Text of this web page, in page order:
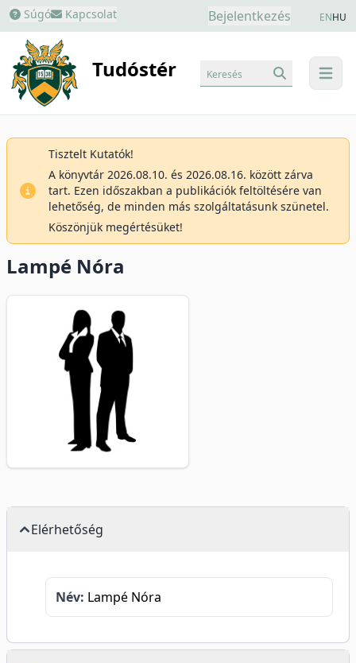
Súgó Kapcsolat Bejelentkezés ENHU
Tudóstér menu
Keresés
Tisztelt Kutatók!
A könyvtár 2026.08.10. és 2026.08.16. között zárva
tart. Ezen időszakban a publikációk feltöltésére van
lehetőség, de minden más szolgáltatásunk szünetel.
Köszönjük megértésüket!
Lampé Nóra
Elérhetőség
Név: Lampé Nóra